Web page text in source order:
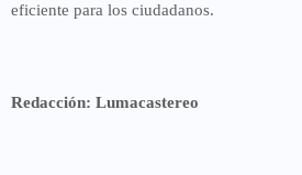
eficiente para los ciudadanos.
Redacción: Lumacastereo